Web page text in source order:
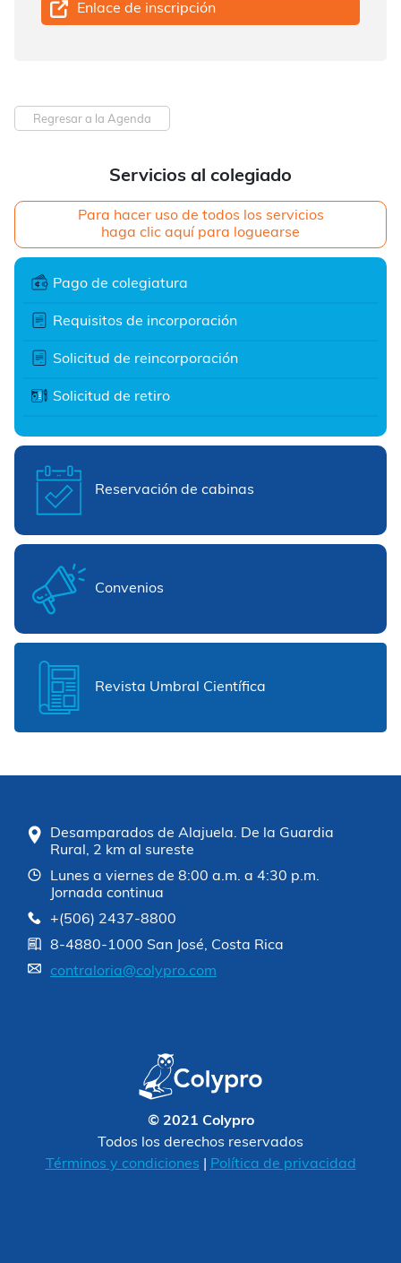
Servicios al colegiado
Para hacer uso de todos los servicios
haga clic aquí para loguearse
Pago de colegiatura
Requisitos de incorporación
Solicitud de reincorporación
Solicitud de retiro
Reservación de cabinas
Convenios
Revista Umbral Científica
Enlace de inscripción
Regresar a la Agenda
Desamparados de Alajuela. De la Guardia
Rural, 2 km al sureste
Lunes a viernes de 8:00 a.m. a 4:30 p.m.
Jornada continua
+(506) 2437-8800
8-4880-1000 San José, Costa Rica
contraloria@colypro.com
© 2021 Colypro
Todos los derechos reservados
Términos y condiciones
Política de privacidad